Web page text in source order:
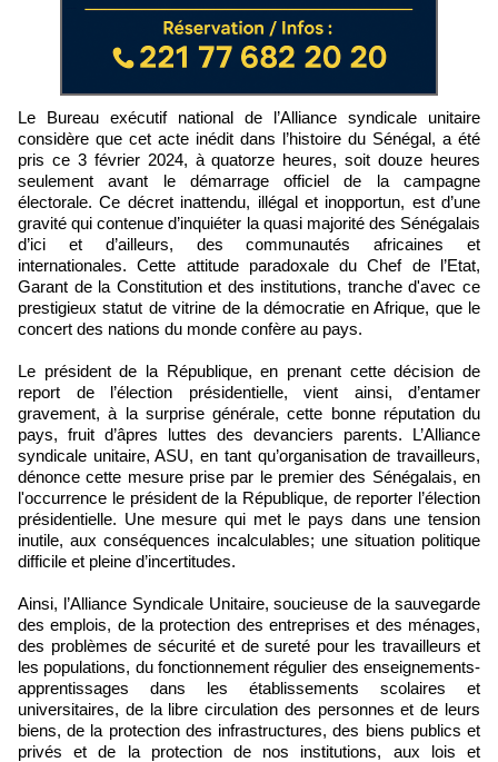
Le Bureau exécutif national de l’Alliance syndicale unitaire
considère que cet acte inédit dans l’histoire du Sénégal, a été
pris ce 3 février 2024, à quatorze heures, soit douze heures
seulement avant le démarrage officiel de la campagne
électorale. Ce décret inattendu, illégal et inopportun, est d’une
gravité qui contenue d’inquiéter la quasi majorité des Sénégalais
d’ici et d’ailleurs, des communautés africaines et
internationales. Cette attitude paradoxale du Chef de l’Etat,
Garant de la Constitution et des institutions, tranche d'avec ce
prestigieux statut de vitrine de la démocratie en Afrique, que le
concert des nations du monde confère au pays.
Le président de la République, en prenant cette décision de
report de l’élection présidentielle, vient ainsi, d’entamer
gravement, à la surprise générale, cette bonne réputation du
pays, fruit d’âpres luttes des devanciers parents. L’Alliance
syndicale unitaire, ASU, en tant qu’organisation de travailleurs,
dénonce cette mesure prise par le premier des Sénégalais, en
l'occurrence le président de la République, de reporter l’élection
présidentielle. Une mesure qui met le pays dans une tension
inutile, aux conséquences incalculables; une situation politique
difficile et pleine d’incertitudes.
Ainsi, l’Alliance Syndicale Unitaire, soucieuse de la sauvegarde
des emplois, de la protection des entreprises et des ménages,
des problèmes de sécurité et de sureté pour les travailleurs et
les populations, du fonctionnement régulier des enseignements-
apprentissages dans les établissements scolaires et
universitaires, de la libre circulation des personnes et de leurs
biens, de la protection des infrastructures, des biens publics et
privés et de la protection de nos institutions, aux lois et